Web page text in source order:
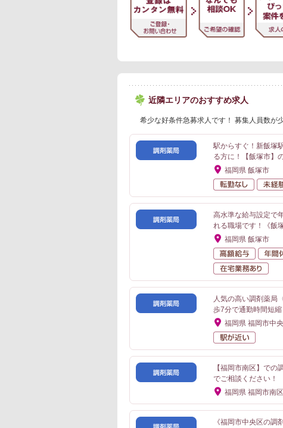
近隣エリアのおすすめ求人
希少な好条件急募求人です！ 募集人員数が
駅からすぐ！新飯塚
る方に！【飯塚市】
福岡県 飯塚市
転勤なし
高水準な給与設定で
れる職場です！《飯
福岡県 飯塚市
高額給
人気の高い調剤薬局
歩7分で通勤時間短縮
福岡県 福岡市中
【福岡市南区】で
でご相談ください！
福岡県 福岡市南区
《福岡市中央区の